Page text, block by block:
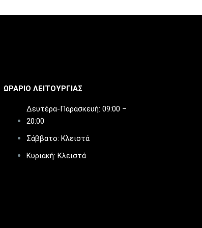
ΩΡΑΡΙΟ ΛΕΙΤΟΥΡΓΙΑΣ​
Δευτέρα-Παρασκευή: 09:00 –
20:00
Σάββατο: Κλειστά
Κυριακή: Κλειστά